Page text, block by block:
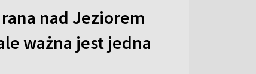
nad Jeziorem
ważna jest jedna